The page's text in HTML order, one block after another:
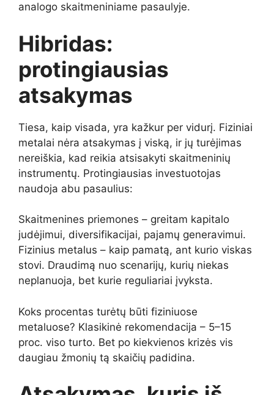
analogo skaitmeniniame pasaulyje.
Hibridas:
protingiausias
atsakymas
Tiesa, kaip visada, yra kažkur per vidurį. Fiziniai
metalai nėra atsakymas į viską, ir jų turėjimas
nereiškia, kad reikia atsisakyti skaitmeninių
instrumentų. Protingiausias investuotojas
naudoja abu pasaulius:
Skaitmenines priemones – greitam kapitalo
judėjimui, diversifikacijai, pajamų generavimui.
Fizinius metalus – kaip pamatą, ant kurio viskas
stovi. Draudimą nuo scenarijų, kurių niekas
neplanuoja, bet kurie reguliariai įvyksta.
Koks procentas turėtų būti fiziniuose
metaluose? Klasikinė rekomendacija – 5–15
proc. viso turto. Bet po kiekvienos krizės vis
daugiau žmonių tą skaičių padidina.